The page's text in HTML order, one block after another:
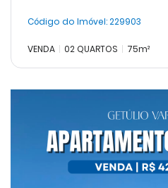
Código do Imóvel:229903
VENDA 02 QUARTOS 75m²